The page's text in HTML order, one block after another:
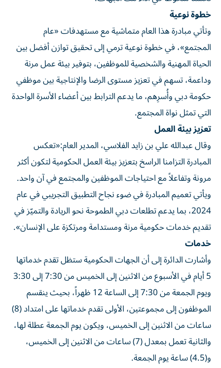
خطوة نوعية
وتأتي مبادرة هذا العام متماشية مع مستهدفات «عام
المجتمع»، في خطوة نوعية ترمي إلى تحقيق توازن أفضل بين
الحياة المهنية والشخصية للموظفين، بتوفير بيئة عمل مرنة
وداعمة، تسهم في تعزيز مستوى الرضا والإنتاجية بين موظفي
حكومة دبي وأُسرِهم، ما يدعم الترابط بين أعضاء الأسرة الواحدة
التي تمثل نواة المجتمع.
تعزيز بيئة العمل
وقال عبدالله علي بن زايد الفلاسي، المدير العام:«تعكس
المبادرة التزامنا الراسخ بتعزيز بيئة العمل الحكومية لتكون أكثر
مرونة وتفاعلاً مع احتياجات الموظفين والمجتمع في آن واحد.
ويأتي تعميم المبادرة في ضوء نجاح التطبيق التجريبي في عام
2024، بما يدعم تطلعات دبي الطموحة نحو الريادة والتميّز في
تقديم خدمات حكومية مرنة ومستدامة ومرتكزة على الإنسان».
خدمات
وأشارت الدائرة إلى أن الجهات الحكومية ستظل تقدم خدماتها
5 أيام في الأسبوع من الاثنين إلى الخميس من 7:30 إلى 3:30
ويوم الجمعة من 7:30 إلى الساعة 12 ظهراً، بحيث ينقسم
الموظفون إلى مجموعتين، الأولى تقدم خدماتها على امتداد (8)
ساعات من الاثنين إلى الخميس، ويكون يوم الجمعة عطلة لها،
والثانية تعمل بمعدل (7) ساعات من الاثنين إلى الخميس،
و(4.5) ساعة يوم الجمعة.